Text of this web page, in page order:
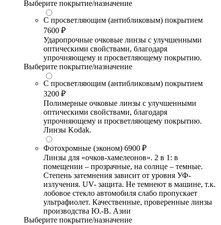
Выберите покрытие/назначение
С просветляющим (антибликовым) покрытием
7600 ₽
Ударопрочные очковые линзы с улучшенными
оптическими свойствами, благодаря
упрочняющему и просветляющему покрытию.
Выберите покрытие/назначение
С просветляющим (антибликовым) покрытием
3200 ₽
Полимерные очковые линзы с улучшенными
оптическими свойствами, благодаря
упрочняющему и просветляющему покрытию.
Линзы Kodak.
Фотохромные (эконом) 6900 ₽
Линзы для «очков-хамелеонов». 2 в 1: в
помещении – прозрачные, на солнце – темные.
Степень затемнения зависит от уровня УФ-
излучения. UV- защита. Не темнеют в машине, т.к.
лобовое стекло автомобиля слабо пропускает
ультрафиолет. Качественные, проверенные линзы
производства Ю.-В. Азии
Выберите покрытие/назначение